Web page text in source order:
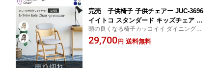
完売 子供椅子 子供チェアー JUC-3696
イイトコ スタンダード キッズチェア ダ
イニング学習チェア 学習椅子 E-Toko K
ids Chair QSM-200 子供の姿勢 高さ調
頭の良くなる椅子カッコイイ ダイニングチ
ェア 子供椅子 ダイニングチェアー お洒落
スタイリッシュ 子供椅子 リビング学習 キ
29,700 円 送料無料